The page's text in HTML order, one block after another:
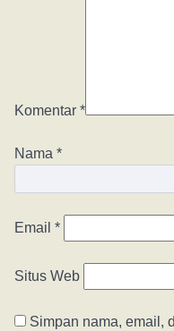
Komentar *
Nama *
Email *
Situs Web
Simpan nama, email,